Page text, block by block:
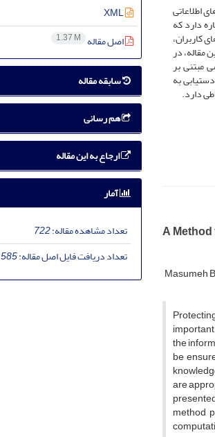
اطلاعاتی
دارد که
کاربران،
مقاله، ‌در
مبتنی بر
به
دارد.
A
Masumeh
the
be
are
method
XML
اصل مقاله 1.37 M
سابقه مقاله
هم رسانی
ارجاع به این مقاله
آمار
تعداد مشاهده مقاله:722
تعداد دریافت فایل اصل مقاله:585